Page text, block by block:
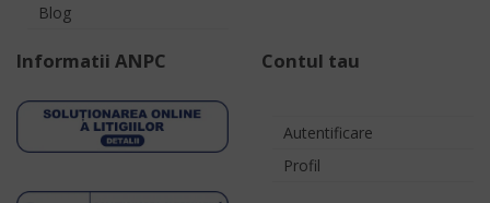
Blog
Informatii ANPC Contul tau
Autentificare
Profil